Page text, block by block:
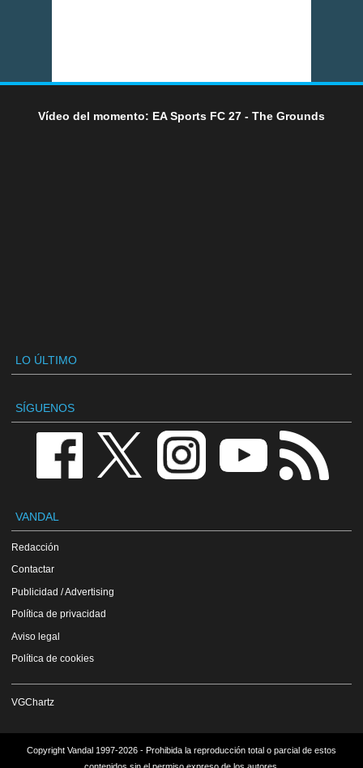
Vídeo del momento: EA Sports FC 27 - The Grounds
LO ÚLTIMO
SÍGUENOS
VANDAL
Redacción
Contactar
Publicidad / Advertising
Política de privacidad
Aviso legal
Política de cookies
VGChartz
Copyright Vandal 1997-2026 - Prohibida la reproducción total o parcial de estos